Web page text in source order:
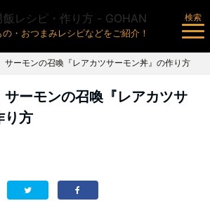
・おつまみレシピなどをご紹介！
検索
サーモンの召喚『レアカツサーモン丼』の作り方
サーモンの召喚『レアカツサ
り方